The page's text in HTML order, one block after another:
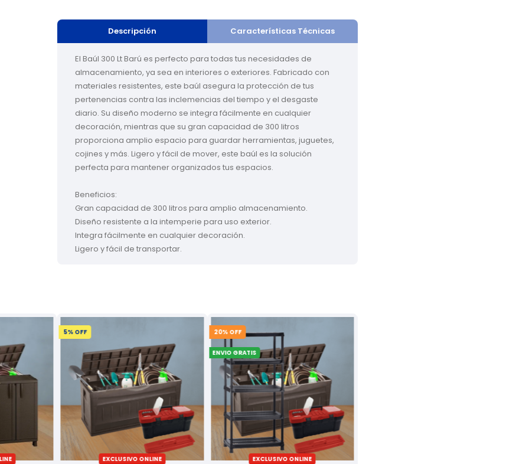
Descripción Características Técnicas
El Baúl 300 Lt Barú es perfecto para todas tus necesidades de
almacenamiento, ya sea en interiores o exteriores. Fabricado con
materiales resistentes, este baúl asegura la protección de tus
pertenencias contra las inclemencias del tiempo y el desgaste
diario. Su diseño moderno se integra fácilmente en cualquier
decoración, mientras que su gran capacidad de 300 litros
proporciona amplio espacio para guardar herramientas, juguetes,
cojines y más. Ligero y fácil de mover, este baúl es la solución
perfecta para mantener organizados tus espacios.
Beneficios:
Gran capacidad de 300 litros para amplio almacenamiento.
Diseño resistente a la intemperie para uso exterior.
Integra fácilmente en cualquier decoración.
Ligero y fácil de transportar.
5% OFF
EXCLUSIVO ONLINE
20% OFF
ENVIO GRATIS
EXCLUSIVO ONLINE